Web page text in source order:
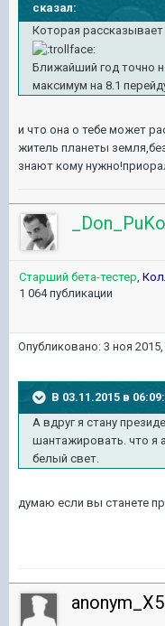
сказал:
Которая
Ближайший год точно
максимум на 8.1
​и что она о тебе может
житель планеты
знают кому
_Don_PuKo_
Старший бета-тестер,
1 064 публикации
Опубликовано: 3 ноя
В 03.11.2015 в
А вдруг я стану
шантажировать. что я
белый свет.
​думаю если вы станете